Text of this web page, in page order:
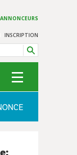
ANNONCEURS
INSCRIPTION